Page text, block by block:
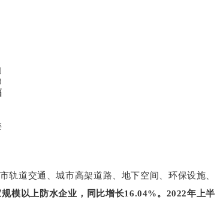
道交通、城市高架道路、地下空间、环保设施、
模以上防水企业，同比增长16.04%。2022年上半